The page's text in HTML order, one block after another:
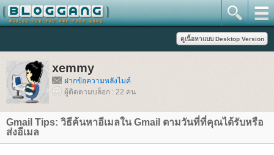
xemmy
ฝากข้อความหลังไมค์
ผู้ติดตามบล็อก : 22 คน
Gmail Tips: วิธีค้นหาอีเมลใน Gmail ตามวันที่ที่คุณได้รับหรือ
ส่งอีเมล